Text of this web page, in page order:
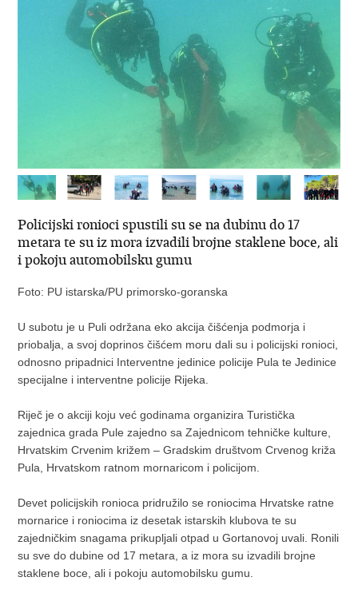
Policijski ronioci spustili su se na dubinu do 17
metara te su iz mora izvadili brojne staklene boce, ali
i pokoju automobilsku gumu
Foto: PU istarska/PU primorsko-goranska
U subotu je u Puli održana eko akcija čišćenja podmorja i
priobalja, a svoj doprinos čišćem moru dali su i policijski ronioci,
odnosno pripadnici Interventne jedinice policije Pula te Jedinice
specijalne i interventne policije Rijeka.
Riječ je o akciji koju već godinama organizira Turistička
zajednica grada Pule zajedno sa Zajednicom tehničke kulture,
Hrvatskim Crvenim križem – Gradskim društvom Crvenog križa
Pula, Hrvatskom ratnom mornaricom i policijom.
Devet policijskih ronioca pridružilo se roniocima Hrvatske ratne
mornarice i roniocima iz desetak istarskih klubova te su
zajedničkim snagama prikupljali otpad u Gortanovoj uvali. Ronili
su sve do dubine od 17 metara, a iz mora su izvadili brojne
staklene boce, ali i pokoju automobilsku gumu.